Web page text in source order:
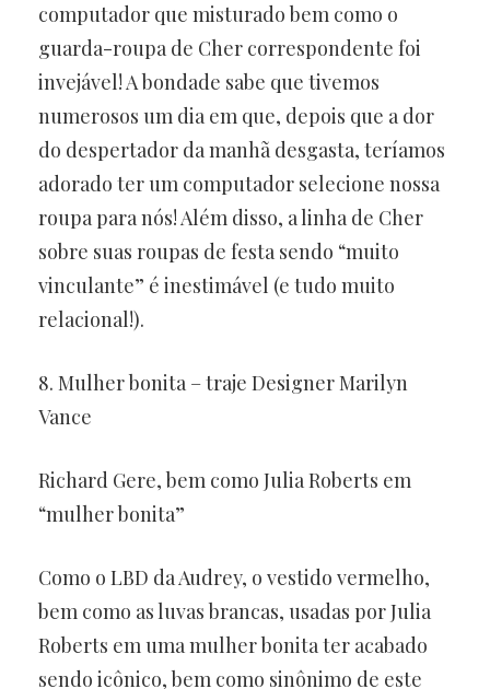
computador que misturado bem como o
guarda-roupa de Cher correspondente foi
invejável! A bondade sabe que tivemos
numerosos um dia em que, depois que a dor
do despertador da manhã desgasta, teríamos
adorado ter um computador selecione nossa
roupa para nós! Além disso, a linha de Cher
sobre suas roupas de festa sendo “muito
vinculante” é inestimável (e tudo muito
relacional!).
8. Mulher bonita – traje Designer Marilyn
Vance
Richard Gere, bem como Julia Roberts em
“mulher bonita”
Como o LBD da Audrey, o vestido vermelho,
bem como as luvas brancas, usadas por Julia
Roberts em uma mulher bonita ter acabado
sendo icônico, bem como sinônimo de este